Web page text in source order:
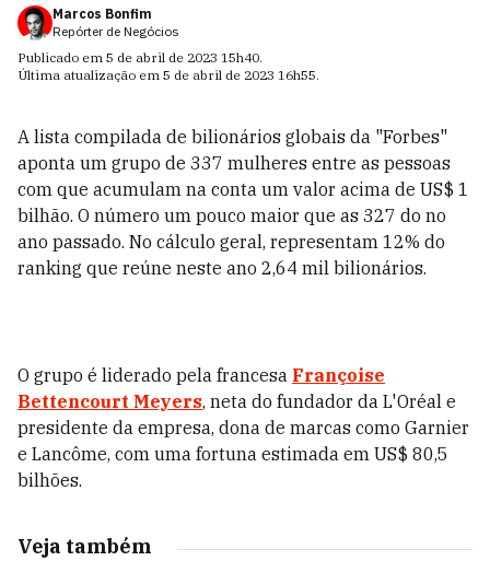
Marcos Bonfim
Repórter de Negócios
Publicado em 5 de abril de 2023 15h40.
Última atualização em 5 de abril de 2023 16h55.
A lista compilada de bilionários globais da "Forbes"
aponta um grupo de 337 mulheres entre as pessoas
com que acumulam na conta um valor acima de US$ 1
bilhão. O número um pouco maior que as 327 do no
ano passado. No cálculo geral, representam 12% do
ranking que reúne neste ano 2,64 mil bilionários.
O grupo é liderado pela francesa Françoise
Bettencourt Meyers, neta do fundador da L'Oréal e
presidente da empresa, dona de marcas como Garnier
e Lancôme, com uma fortuna estimada em US$ 80,5
bilhões.
Veja também